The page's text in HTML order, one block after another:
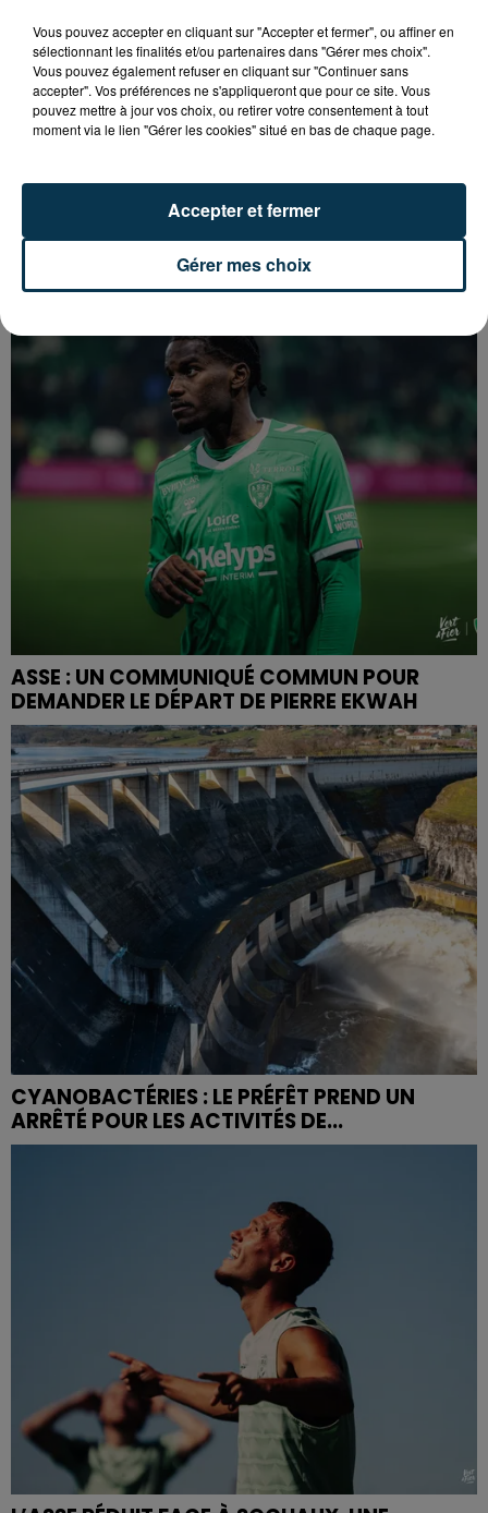
SAINT-ETIENNE : DÉPART DE FEU RUE ROGER
SALENGRO, LE SECTEUR À ÉVITER
ASSE : UN COMMUNIQUÉ COMMUN POUR
DEMANDER LE DÉPART DE PIERRE EKWAH
CYANOBACTÉRIES : LE PRÉFÊT PREND UN
ARRÊTÉ POUR LES ACTIVITÉS DE...
Vous pouvez accepter en cliquant sur "Accepter et fermer", ou affiner en
sélectionnant les finalités et/ou partenaires dans "Gérer mes choix".
Vous pouvez également refuser en cliquant sur "Continuer sans
accepter". Vos préférences ne s'appliqueront que pour ce site. Vous
pouvez mettre à jour vos choix, ou retirer votre consentement à tout
moment via le lien "Gérer les cookies" situé en bas de chaque page.
Gérer mes choix
Accepter et fermer